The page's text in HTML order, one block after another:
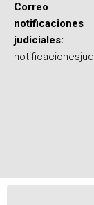
Correo
notificaciones
judiciales: